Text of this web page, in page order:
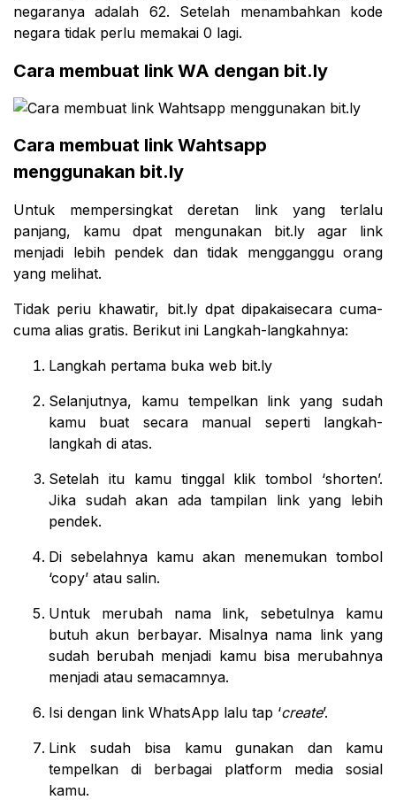
negaranya adalah 62. Setelah menambahkan kode
negara tidak perlu memakai 0 lagi.
Cara membuat link WA dengan bit.ly
Cara membuat link Wahtsapp
menggunakan bit.ly
Untuk mempersingkat deretan link yang terlalu
panjang, kamu dpat mengunakan bit.ly agar link
menjadi lebih pendek dan tidak mengganggu orang
yang melihat.
Tidak periu khawatir, bit.ly dpat dipakaisecara cuma-
cuma alias gratis. Berikut ini Langkah-langkahnya:
Langkah pertama buka web bit.ly
Selanjutnya, kamu tempelkan link yang sudah
kamu buat secara manual seperti langkah-
langkah di atas.
Setelah itu kamu tinggal klik tombol ‘shorten’.
Jika sudah akan ada tampilan link yang lebih
pendek.
Di sebelahnya kamu akan menemukan tombol
‘copy’ atau salin.
Untuk merubah nama link, sebetulnya kamu
butuh akun berbayar. Misalnya nama link yang
sudah berubah menjadi kamu bisa merubahnya
menjadi atau semacamnya.
Isi dengan link WhatsApp lalu tap ‘create’.
Link sudah bisa kamu gunakan dan kamu
tempelkan di berbagai platform media sosial
kamu.